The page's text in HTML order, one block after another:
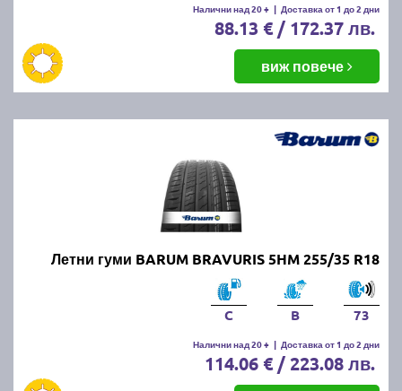
Налични над 20 + | Доставка от 1 до 2 дни
88.13 € / 172.37 лв.
виж повече
Летни гуми BARUM BRAVURIS 5HM 255/35 R18
C B 73
Налични над 20 + | Доставка от 1 до 2 дни
114.06 € / 223.08 лв.